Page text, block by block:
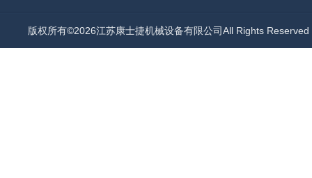
版权所有©2026江苏康士捷机械设备有限公司All Rights